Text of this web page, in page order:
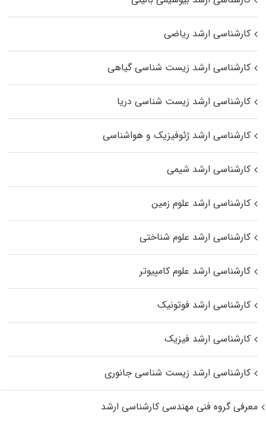
کارشناسی ارشد ریاضی
کارشناسی ارشد زیست‌ شناسی گیاهی
کارشناسی ارشد زیست‌ شناسی دریا
کارشناسی ارشد ژئوفیزیک و هواشناسی
کارشناسی ارشد شیمی
کارشناسی ارشد علوم زمین
کارشناسی ارشد علوم شناختی
کارشناسی ارشد علوم کامپیوتر
کارشناسی ارشد فوتونیک
کارشناسی ارشد فیزیک
کارشناسی ارشد زیست‌ شناسی جانوری
معرفی گروه فنی مهندسی کارشناسی ارشد